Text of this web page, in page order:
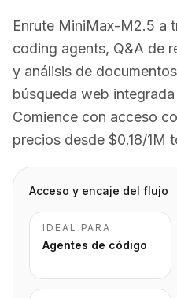
Enrute MiniMax-M2.5 a
coding agents, Q&A de
y análisis de
búsqueda web
Comience con acceso
precios desde $0.18/1M
Acceso y encaje del flujo
IDEAL PARA
Agentes de código